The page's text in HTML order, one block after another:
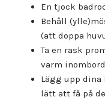
En tjock
Behåll
(att doppa
Ta en rask
varm
Lägg upp
lätt att få på